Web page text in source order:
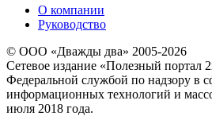
О компании
Руководство
© ООО «Дважды два» 2005-2026
Сетевое издание «Полезный портал
Федеральной службой по надзору в
информационных технологий и
июля 2018 года.